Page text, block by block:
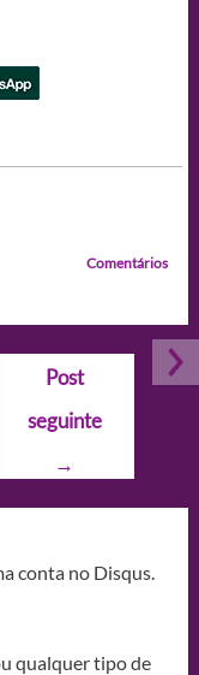
Comentários
Post
seguinte
→
conta no Disqus.
qualquer tipo de